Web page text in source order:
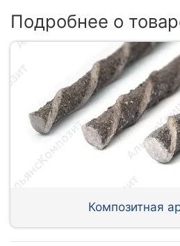
Подробнее о
Композитная